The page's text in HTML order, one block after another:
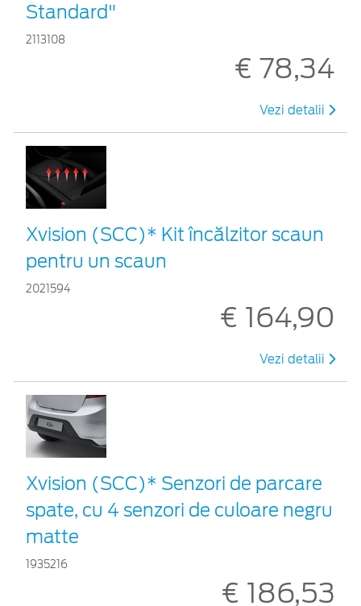
Standard"
2113108
€ 78,34
Vezi detalii
Xvision (SCC)* Kit încălzitor scaun
pentru un scaun
2021594
€ 164,90
Vezi detalii
Xvision (SCC)* Senzori de parcare
spate, cu 4 senzori de culoare negru
matte
1935216
€ 186,53